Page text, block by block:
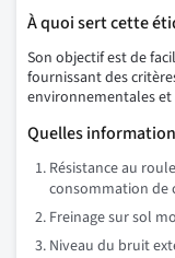
À quoi sert cette
Son objectif est de
fournissant des
environnementales
Quelles
Résistance au
consommation de
Freinage sur sol
Niveau du bruit